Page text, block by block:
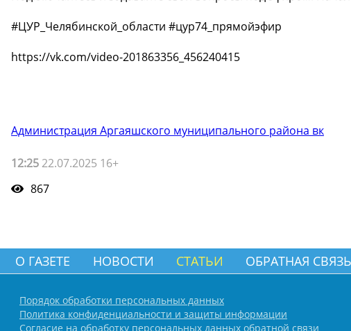
#ЦУР_Челябинской_области #цур74_прямойэфир
https://vk.com/video-201863356_456240415
Администрация Аргаяшского муниципального района вк
12:25 22.07.2025 16+
867
О ГАЗЕТЕ НОВОСТИ СТАТЬИ ОБРАТНАЯ СВЯЗЬ
Порядок обработки персональных данных
Политика конфиденциальности и защиты информации
Согласие на обработку персональных данных обратной связи